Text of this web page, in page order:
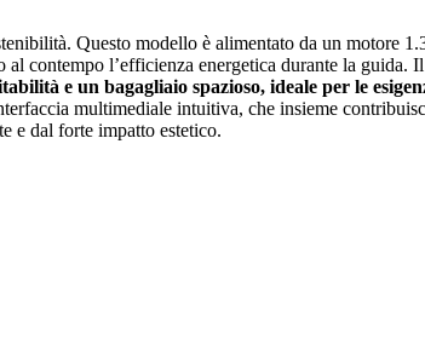
Questo modello è alimentato da un motore
l’efficienza energetica durante la guida.
e un bagagliaio spazioso, ideale per le
multimediale intuitiva, che insieme
e dal forte impatto estetico.